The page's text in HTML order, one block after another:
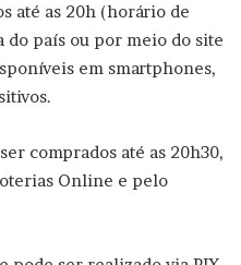
até as 20h (horário de
país ou por meio do site
em smartphones,
comprados até as 20h30,
Online e pelo